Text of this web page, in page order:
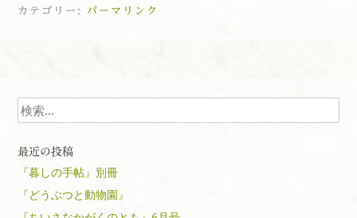
カテゴリー: パーマリンク
検索
最近の投稿
『暮しの手帖』別冊
『どうぶつと動物園』